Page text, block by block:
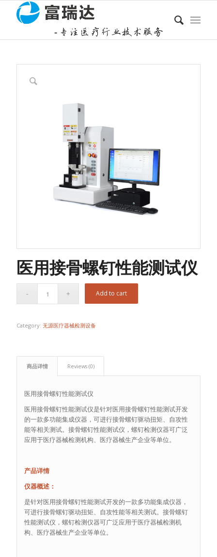
医用接骨螺钉性能测试仪
Add to cart
Category: 无源医疗器械检测设备
商品详情 Reviews (0)
医用接骨螺钉性能测试仪
医用接骨螺钉性能测试仪是针对医用接骨螺钉性能测试开发
的一款多功能集成仪器，可进行接骨螺钉驱动扭矩、自攻性
能等相关测试。接骨螺钉性能测试仪，螺钉检测仪器可广泛
应用于医疗器械检测机构、医疗器械生产企业等单位。
产品详情
仪器概述：
是针对医用接骨螺钉性能测试开发的一款多功能集成仪器，
可进行接骨螺钉驱动扭矩、自攻性能等相关测试。接骨螺钉
性能测试仪，螺钉检测仪器可广泛应用于医疗器械检测机
构、医疗器械生产企业等单位。